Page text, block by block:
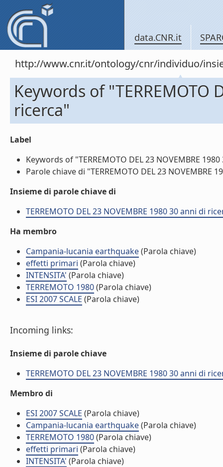
data.CNR.it
http://www.cnr.it/ontology/cnr/individuo/
Keywords of "TERREMOTO
ricerca"
Label
Keywords of "TERREMOTO DEL 23 NOVEMBRE
Parole chiave di "TERREMOTO DEL 23 NOVEMBRE
Insieme di parole chiave di
TERREMOTO DEL 23 NOVEMBRE 1980 30 anni di
Ha membro
Campania-lucania earthquake(Parola chiave)
effetti primari (Parola chiave)
INTENSITA' (Parola chiave)
TERREMOTO 1980(Parola chiave)
ESI 2007 SCALE (Parola chiave)
Incoming links:
Insieme di parole chiave
TERREMOTO DEL 23 NOVEMBRE 1980 30 anni di
Membro di
ESI 2007 SCALE (Parola chiave)
Campania-lucania earthquake(Parola chiave)
TERREMOTO 1980(Parola chiave)
effetti primari (Parola chiave)
INTENSITA' (Parola chiave)